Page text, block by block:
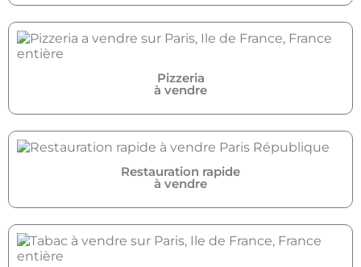
Pizzeria
à vendre
Restauration rapide
à vendre